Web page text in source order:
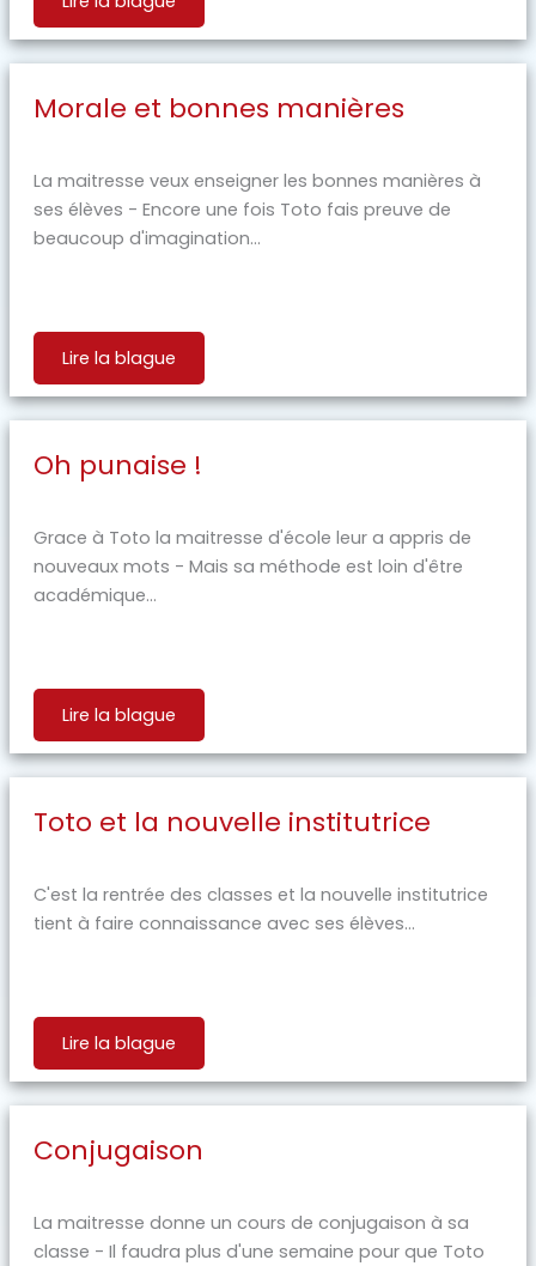
Morale et bonnes manières
La maitresse veux enseigner les bonnes manières à
ses élèves - Encore une fois Toto fais preuve de
beaucoup d'imagination...
Lire la blague
Oh punaise !
Grace à Toto la maitresse d'école leur a appris de
nouveaux mots - Mais sa méthode est loin d'être
académique...
Lire la blague
Toto et la nouvelle institutrice
C'est la rentrée des classes et la nouvelle institutrice
tient à faire connaissance avec ses élèves...
Lire la blague
Conjugaison
La maitresse donne un cours de conjugaison à sa
classe - Il faudra plus d'une semaine pour que Toto